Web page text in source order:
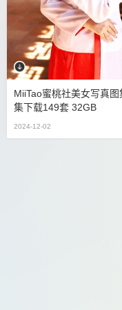
MiiTao蜜桃社美女写真图
集下载149套 32GB
2024-12-02